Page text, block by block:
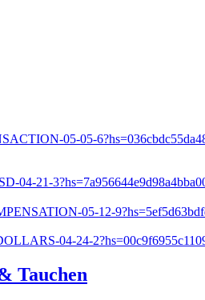
05-05-
04-21-
05-12-
04-24-
Tauchen